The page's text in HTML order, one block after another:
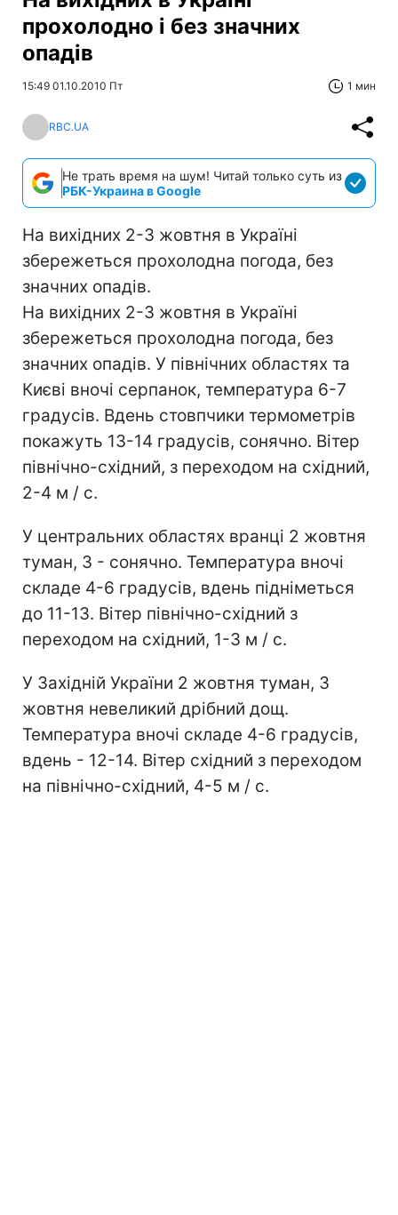
прохолодно і без значних
опадів
15:49 01.10.2010 Пт 1 мин
RBC.UA
Не трать время на шум! Читай только суть из
РБК-Украина в Google
На вихідних 2-3 жовтня в Україні
збережеться прохолодна погода, без
значних опадів.
На вихідних 2-3 жовтня в Україні
збережеться прохолодна погода, без
значних опадів. У північних областях та
Києві вночі серпанок, температура 6-7
градусів. Вдень стовпчики термометрів
покажуть 13-14 градусів, сонячно. Вітер
північно-східний, з переходом на східний,
2-4 м / с.
У центральних областях вранці 2 жовтня
туман, 3 - сонячно. Температура вночі
складе 4-6 градусів, вдень підніметься
до 11-13. Вітер північно-східний з
переходом на східний, 1-3 м / с.
У Західній України 2 жовтня туман, 3
жовтня невеликий дрібний дощ.
Температура вночі складе 4-6 градусів,
вдень - 12-14. Вітер східний з переходом
на північно-східний, 4-5 м / с.